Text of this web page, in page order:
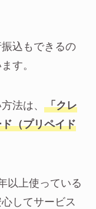
込もできるの
す。
法は、 「クレ
（プリペイド
以上使っている
してサービス